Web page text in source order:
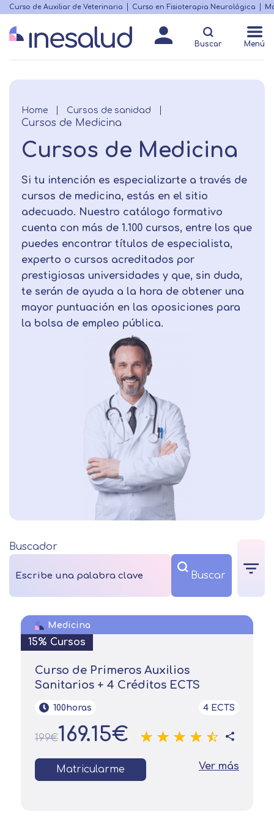
Skip
main
content
Menú
destacado
Curso de Auxiliar de Veterinaria Curso en Fisioterapia Neurológica
Buscar Menú
Breadcrumb
Home Cursos de sanidad
Cursos de Medicina
Cursos de Medicina
Si tu intención es especializarte a través de
cursos de medicina, estás en el sitio
adecuado. Nuestro catálogo formativo
cuenta con más de 1.100 cursos, entre los que
puedes encontrar títulos de especialista,
experto o cursos acreditados por
prestigiosas universidades y que, sin duda,
te serán de ayuda a la hora de obtener una
mayor puntuación en las oposiciones para
la bolsa de empleo pública.
Buscador
Medicina
15% Cursos
Curso de Primeros Auxilios
Sanitarios + 4 Créditos ECTS
100horas 4 ECTS
199€169.15€
Matricularme Ver más
Matricularme